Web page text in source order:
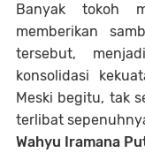
Banyak tokoh
memberikan
tersebut,
konsolidasi
Meski begitu, tak
terlibat
Wahyu Iramana